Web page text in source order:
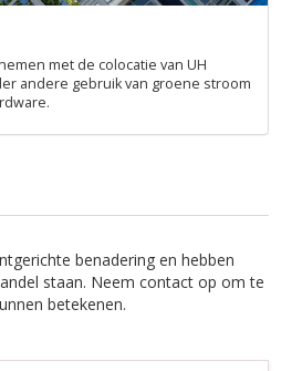
met de colocatie van UH
andere gebruik van groene stroom
benadering en hebben
staan. Neem contact op om te
betekenen.